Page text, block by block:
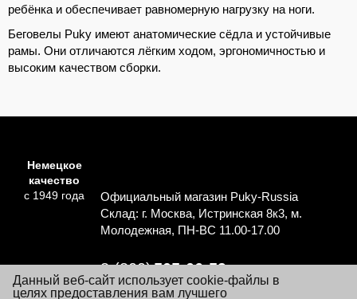
ребёнка и обеспечивает равномерную нагрузку на ноги.
Беговелы Puky имеют анатомические сёдла и устойчивые
рамы. Они отличаются лёгким ходом, эргономичностью и
высоким качеством сборки.
Немецкое
качество
с 1949 года
Официальный магазин Puky-Russia
Склад: г. Москва, Истринская 8к3, м.
Молодежная, ПН-ВС 11.00-17.00
8 (800)505-06-59
Перезвоните мне
Данный веб-сайт использует cookie-файлы в
целях предоставления вам лучшего